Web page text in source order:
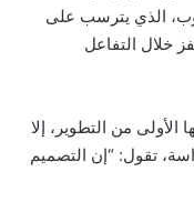
الذي يترسب على
خلال التفاعل
من التطوير، إلا
تقول: “إن التصميم